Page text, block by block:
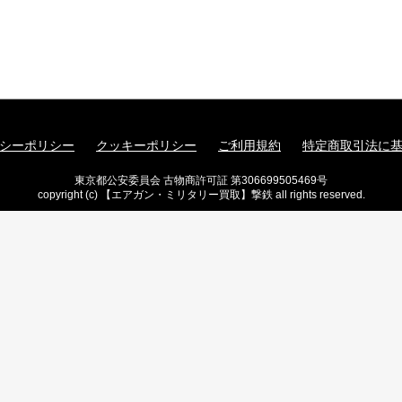
ーポリシー クッキーポリシー ご利用規約 特定商取引法に
東京都公安委員会 古物商許可証 第306699505469号
copyright (c) 【エアガン・ミリタリー買取】撃鉄 all rights reserved.